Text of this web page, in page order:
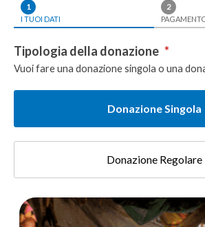
1
I TUOI DATI
2
Tipologia della donazione *
Vuoi fare una donazione singola o una
Donazione Singola
Donazione Regolare
Donazione
singola